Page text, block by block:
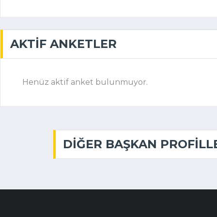
AKTIF ANKETLER
Henüz aktif anket bulunmuyor.
DIĞER BAŞKAN